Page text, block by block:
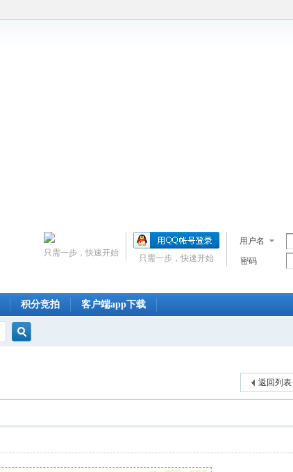
用户名
密码
只需一步，快速开始
只需一步，快速开始
积分竞拍 客户端app下载
返回列表